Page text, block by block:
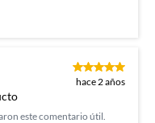
hace 2 años
este comentario útil.